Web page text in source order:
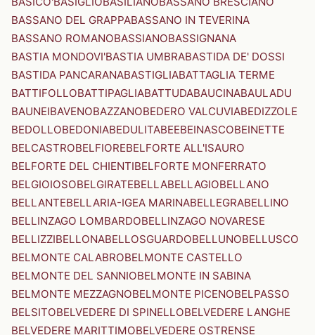
BASSANO DEL GRAPPABASSANO IN TEVERINA
BASSANO ROMANOBASSIANOBASSIGNANA
BASTIA MONDOVI'BASTIA UMBRABASTIDA DE' DOSSI
BASTIDA PANCARANABASTIGLIABATTAGLIA TERME
BATTIFOLLOBATTIPAGLIABATTUDABAUCINABAULADU
BAUNEIBAVENOBAZZANOBEDERO VALCUVIABEDIZZOLE
BEDOLLOBEDONIABEDULITABEEBEINASCOBEINETTE
BELCASTROBELFIOREBELFORTE ALL'ISAURO
BELFORTE DEL CHIENTIBELFORTE MONFERRATO
BELGIOIOSOBELGIRATEBELLABELLAGIOBELLANO
BELLANTEBELLARIA-IGEA MARINABELLEGRABELLINO
BELLINZAGO LOMBARDOBELLINZAGO NOVARESE
BELLIZZIBELLONABELLOSGUARDOBELLUNOBELLUSCO
BELMONTE CALABROBELMONTE CASTELLO
BELMONTE DEL SANNIOBELMONTE IN SABINA
BELMONTE MEZZAGNOBELMONTE PICENOBELPASSO
BELSITOBELVEDERE DI SPINELLOBELVEDERE LANGHE
BELVEDERE MARITTIMOBELVEDERE OSTRENSE